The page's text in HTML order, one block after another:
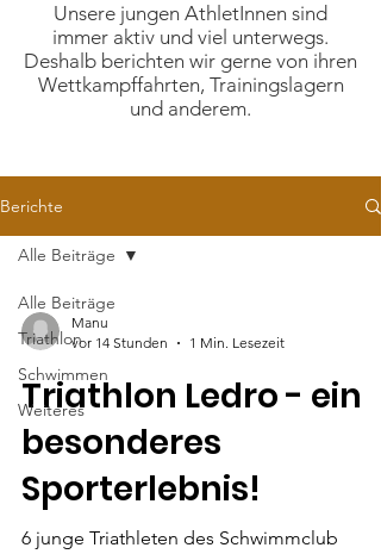
Unsere jungen AthletInnen sind
immer aktiv und viel unterwegs.
Deshalb berichten wir gerne von ihren
Wettkampffahrten, Trainingslagern
und anderem.
Berichte
Alle Beiträge
Triathlon
Schwimmen
Weiteres
Alle Beiträge
Manu
vor 14 Stunden
1 Min. Lesezeit
Triathlon Ledro - ein
besonderes
Sporterlebnis!
6 junge Triathleten des Schwimmclub